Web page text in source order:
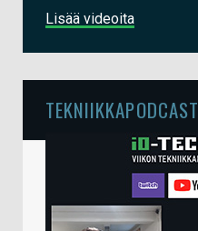
Lisää videoita
TEKNIIKKAPODCAST